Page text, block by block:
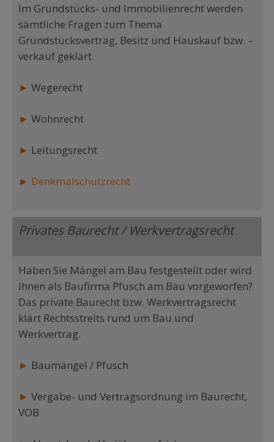
Im Grundstücks- und Immobilienrecht werden
sämtliche Fragen zum Thema
Grundstücksvertrag, Besitz und Hauskauf bzw. –
verkauf geklärt.
► Wegerecht
► Wohnrecht
► Leitungsrecht
► Denkmalschutzrecht
Privates Baurecht / Werkvertragsrecht
Haben Sie Mängel am Bau festgestellt oder wird
Ihnen als Baufirma Pfusch am Bau vorgeworfen?
Das private Baurecht bzw. Werkvertragsrecht
klärt Rechtsstreits rund um Bau und
Werkvertrag.
► Baumängel / Pfusch
► Vergabe- und Vertragsordnung im Baurecht,
VOB